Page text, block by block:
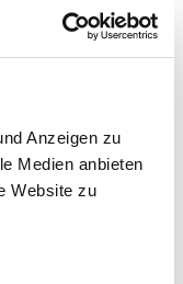
Anzeigen zu
Medien anbieten
Website zu
in ihre Arbeitsweise
beruht und deren